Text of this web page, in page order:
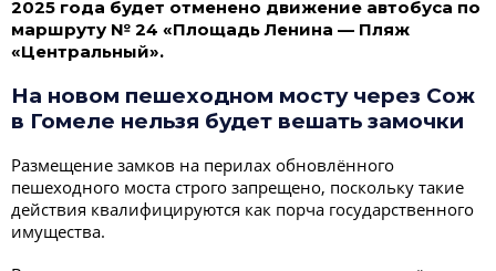
2025 года будет отменено движение автобуса по
маршруту № 24 «Площадь Ленина — Пляж
«Центральный».
На новом пешеходном мосту через Сож
в Гомеле нельзя будет вешать замочки
Размещение замков на перилах обновлённого
пешеходного моста строго запрещено, поскольку такие
действия квалифицируются как порча государственного
имущества.